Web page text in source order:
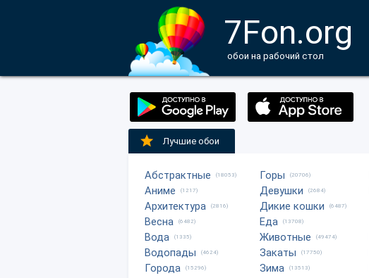
7Fon.org
обои на рабочий стол
Лучшие обои
Абстрактные (18053)
Аниме (1217)
Архитектура (2816)
Весна (6482)
Вода (1335)
Водопады (4624)
Города (15296)
Горы (20706)
Девушки (2684)
Дикие кошки (6487)
Еда (13708)
Животные (49474)
Закаты (17750)
Зима (13513)